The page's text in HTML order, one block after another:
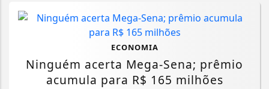
ECONOMIA
Ninguém acerta Mega-Sena; prêmio
acumula para R$ 165 milhões